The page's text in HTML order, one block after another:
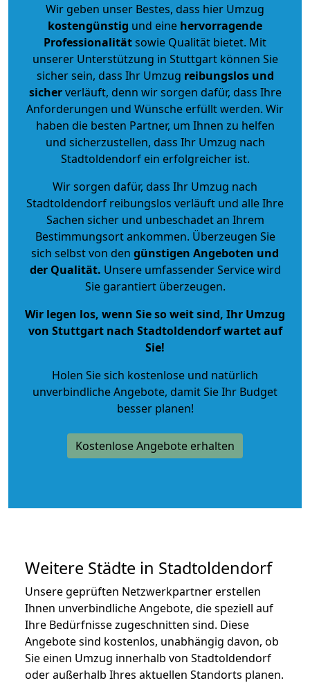
Wir geben unser Bestes, dass hier Umzug
kostengünstig und eine hervorragende
Professionalitätsowie Qualität bietet. Mit
unserer Unterstützung in Stuttgart können Sie
sicher sein, dass Ihr Umzug reibungslos und
sicherverläuft, denn wir sorgen dafür, dass Ihre
Anforderungen und Wünsche erfüllt werden. Wir
haben die besten Partner, um Ihnen zu helfen
und sicherzustellen, dass Ihr Umzug nach
Stadtoldendorf ein erfolgreicher ist.
Wir sorgen dafür, dass Ihr Umzug nach
Stadtoldendorf reibungslos verläuft und alle Ihre
Sachen sicher und unbeschadet an Ihrem
Bestimmungsort ankommen. Überzeugen Sie
sich selbst von den günstigen Angeboten und
der Qualität. Unsere umfassender Service wird
Sie garantiert überzeugen.
Wir legen los, wenn Sie so weit sind, Ihr Umzug
von Stuttgart nach Stadtoldendorf wartet auf
Sie!
Holen Sie sich kostenlose und natürlich
unverbindliche Angebote, damit Sie Ihr Budget
besser planen!
Kostenlose Angebote erhalten
Weitere Städte in Stadtoldendorf
Unsere geprüften Netzwerkpartner erstellen
Ihnen unverbindliche Angebote, die speziell auf
Ihre Bedürfnisse zugeschnitten sind. Diese
Angebote sind kostenlos, unabhängig davon, ob
Sie einen Umzug innerhalb von Stadtoldendorf
oder außerhalb Ihres aktuellen Standorts planen.